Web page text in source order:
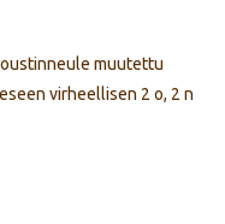
muutettu
virheellisen 2 o, 2 n